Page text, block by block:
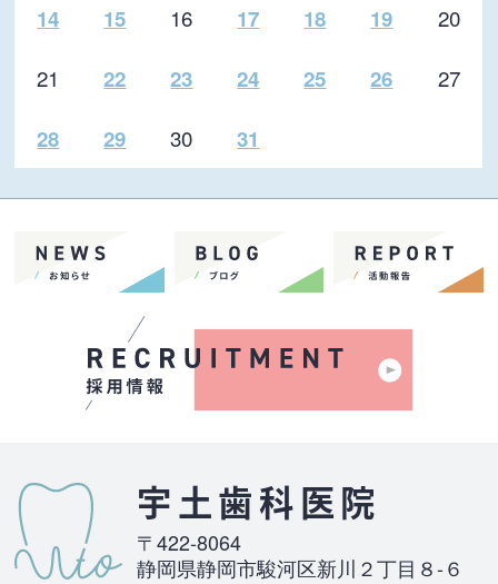
14 15 16 17 18 19
20
21
22 23 24 25 26 27
28 29 30 31
宇土歯科医院
〒422-8064
静岡県静岡市駿河区新川２丁目８-６